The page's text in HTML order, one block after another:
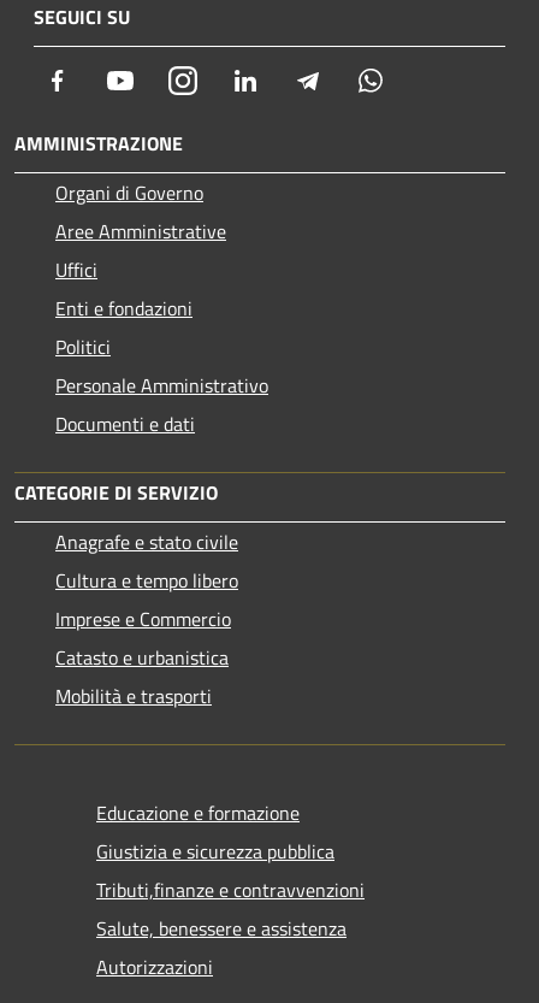
SEGUICI SU
Facebook YoutubeInstagram LinkedIn Telegram
AMMINISTRAZIONE
Organi di Governo
Aree Amministrative
Uffici
Enti e fondazioni
Politici
Personale Amministrativo
Documenti e dati
CATEGORIE DI SERVIZIO
Anagrafe e stato civile
Cultura e tempo libero
Imprese e Commercio
Catasto e urbanistica
Mobilità e trasporti
Educazione e formazione
Giustizia e sicurezza pubblica
Tributi,finanze e contravvenzioni
Salute, benessere e assistenza
Autorizzazioni